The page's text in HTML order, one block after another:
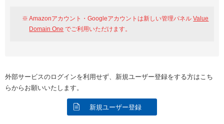
Amazonアカウント・Googleアカウントは新しい管理パネルValue
Domain One でご利用いただけます。
外部サービスのログインを利用せず、新規ユーザー登録をする方はこち
らからお願いいたします。
新規ユーザー登録